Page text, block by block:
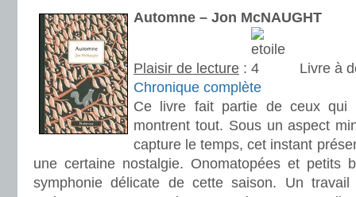
Automne – Jon McNAUGHT
Plaisir de lecture :
Livre à
Chronique complète
Ce livre fait partie de ceux qui
montrent tout. Sous un aspect
capture le temps, cet instant
une certaine nostalgie. Onomatopées et petits
symphonie délicate de cette saison. Un travail